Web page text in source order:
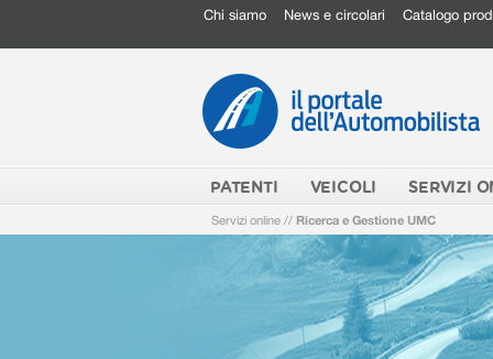
Chi siamo News e circolari Catalogo
PATENTI VEICOLI SERVIZI
Servizi online // Ricerca e Gestione UMC